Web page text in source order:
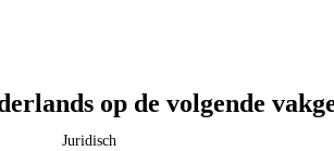
op de volgende
Juridisch